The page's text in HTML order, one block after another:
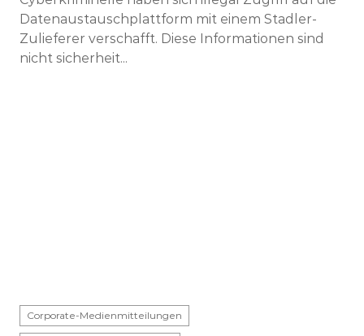
Datenaustauschplattform mit einem Stadler-
Zulieferer verschafft. Diese Informationen sind
nicht sicherheit...
Corporate-Medienmitteilungen